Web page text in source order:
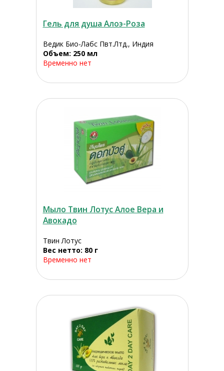
Гель для душа Алоэ-Роза
Ведик Био-Лабс Пвт.Лтд., Индия
Объем: 250 мл
Временно нет
Мыло Твин Лотус Алое Вера и
Авокадо
Твин Лотус
Вес нетто: 80 г
Временно нет